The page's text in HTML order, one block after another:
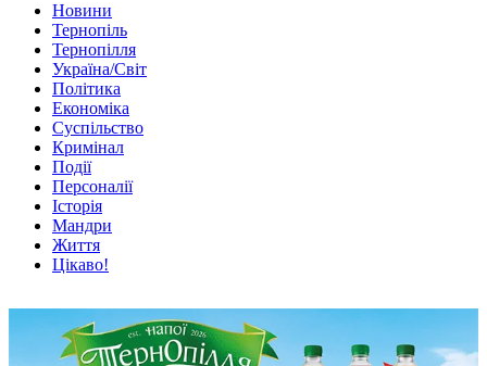
Новини
Тернопіль
Тернопілля
Україна/Світ
Політика
Економіка
Суспільство
Кримінал
Події
Персоналії
Історія
Мандри
Життя
Цікаво!